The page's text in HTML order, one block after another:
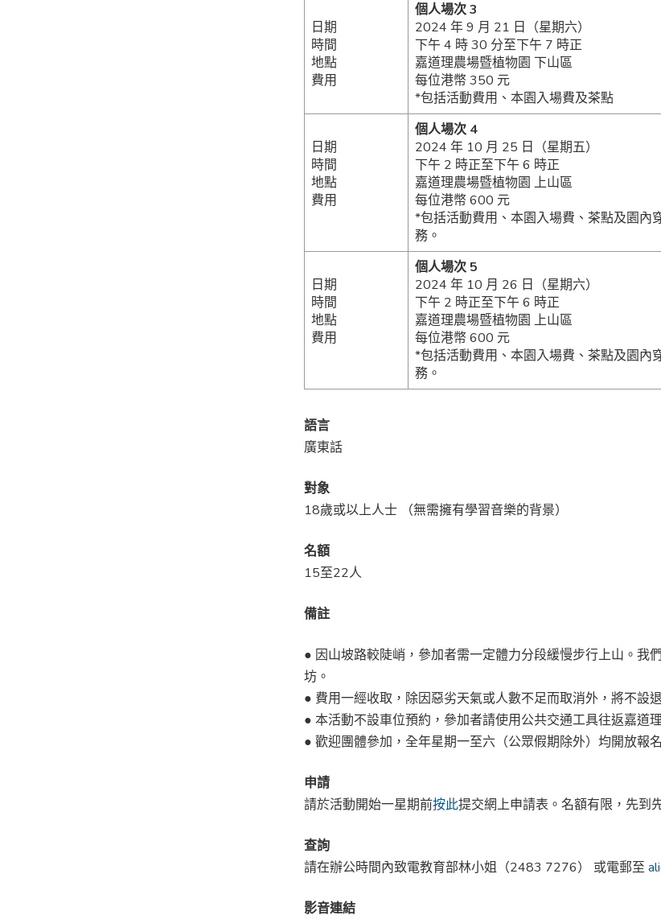
日期
時間
地點
費用
個人場次 3
2024 年 9 月 21 日（星期六）
下午 4 時 30 分至下午 7 時正
嘉道理農場暨植物園 下山區
每位港幣 350 元
*包括活動費用、本園入場費及茶點
日期
時間
地點
費用
個人場次 4
2024 年 10 月 25 日（星期五）
下午 2 時正至下午 6 時正
嘉道理農場暨植物園 上山區
每位港幣 600 元
*包括活動費用、本園入場費、茶點及園內
務。
日期
時間
地點
費用
個人場次 5
2024 年 10 月 26 日（星期六）
下午 2 時正至下午 6 時正
嘉道理農場暨植物園 上山區
每位港幣 600 元
*包括活動費用、本園入場費、茶點及園內
務。
語言
廣東話
對象
18歲或以上人士 （無需擁有學習音樂的背景）
名額
15至22人
備註
● 因山坡路較陡峭，參加者需一定體力分段緩慢步行上山。
坊。
● 費用一經收取，除因惡劣天氣或人數不足而取消外，將不設
● 本活動不設車位預約，參加者請使用公共交通工具往返嘉道
● 歡迎團體參加，全年星期一至六（公眾假期除外）均開放報
申請
請於活動開始一星期前按此提交網上申請表。名額有限，先
查詢
請在辦公時間內致電教育部林小姐（2483 7276） 或電郵至
影音連結